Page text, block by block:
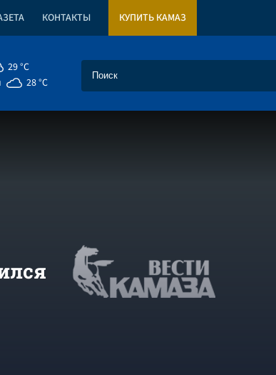
КОНТАКТЫ КУПИТЬ КАМАЗ
29 °C
28 °C